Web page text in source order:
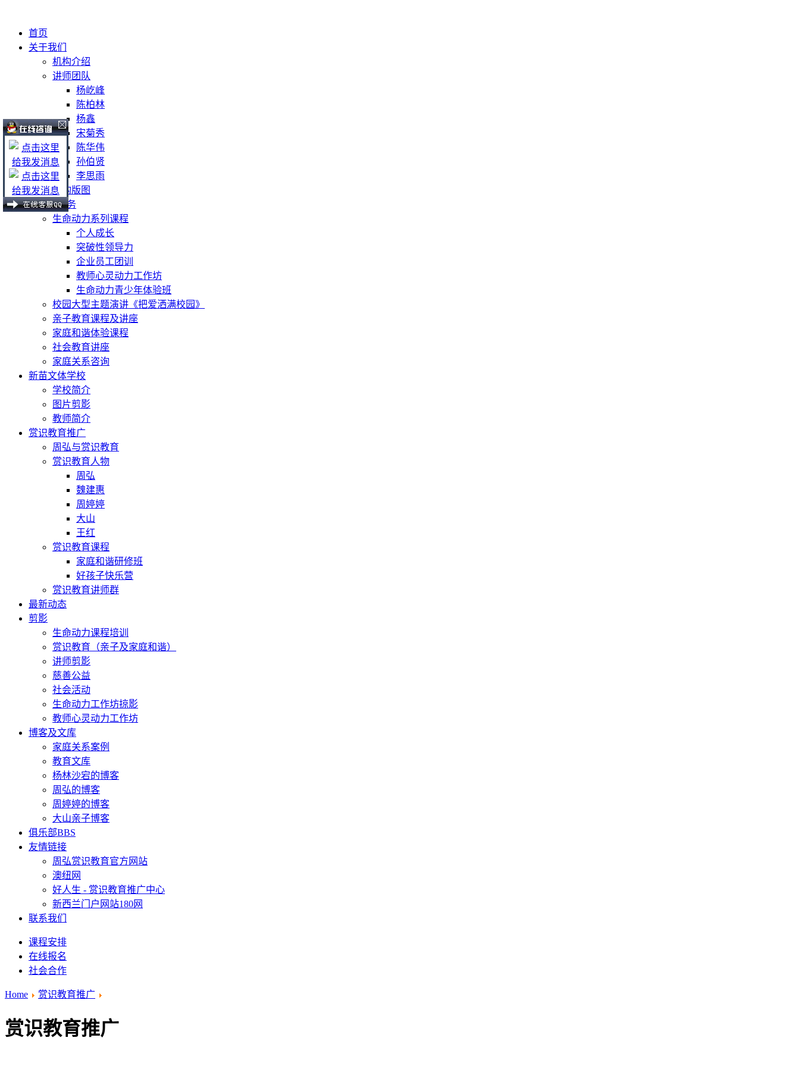
首页
关于我们
机构介绍
讲师团队
杨屹峰
陈柏林
杨鑫
宋菊秀
陈华伟
孙伯贤
李思雨
机构版图
课程及服务
生命动力系列课程
个人成长
突破性领导力
企业员工团训
教师心灵动力工作坊
生命动力青少年体验班
校园大型主题演讲《把爱洒满校园》
亲子教育课程及讲座
家庭和谐体验课程
社会教育讲座
家庭关系咨询
新苗文体学校
学校简介
图片剪影
教师简介
赏识教育推广
周弘与赏识教育
赏识教育人物
周弘
魏建惠
周婷婷
大山
王红
赏识教育课程
家庭和谐研修班
好孩子快乐营
赏识教育讲师群
最新动态
剪影
生命动力课程培训
赏识教育（亲子及家庭和谐）
讲师剪影
慈善公益
社会活动
生命动力工作坊掠影
教师心灵动力工作坊
博客及文库
家庭关系案例
教育文库
杨林沙宕的博客
周弘的博客
周婷婷的博客
大山亲子博客
俱乐部BBS
友情链接
周弘赏识教育官方网站
澳纽网
好人生 - 赏识教育推广中心
新西兰门户网站180网
联系我们
课程安排
在线报名
社会合作
Home 赏识教育推广
赏识教育推广